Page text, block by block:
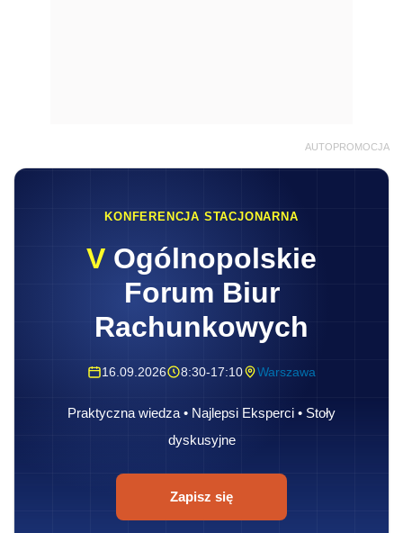
AUTOPROMOCJA
KONFERENCJA STACJONARNA
V Ogólnopolskie
Forum Biur
Rachunkowych
16.09.2026 8:30-17:10 Warszawa
Praktyczna wiedza • Najlepsi Eksperci • Stoły
dyskusyjne
Zapisz się